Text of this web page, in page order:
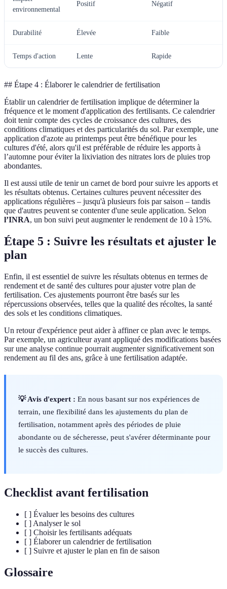
environnemental
Positif Négatif
Durabilité Élevée Faible
Temps d'action Lente Rapide
## Étape 4 : Élaborer le calendrier de fertilisation
Établir un calendrier de fertilisation implique de déterminer la
fréquence et le moment d'application des fertilisants. Ce calendrier
doit tenir compte des cycles de croissance des cultures, des
conditions climatiques et des particularités du sol. Par exemple, une
application d'azote au printemps peut être bénéfique pour les
cultures d'été, alors qu'il est préférable de réduire les apports à
l’automne pour éviter la lixiviation des nitrates lors de pluies trop
abondantes.
Il est aussi utile de tenir un carnet de bord pour suivre les apports et
les résultats obtenus. Certaines cultures peuvent nécessiter des
applications régulières – jusqu'à plusieurs fois par saison – tandis
que d'autres peuvent se contenter d'une seule application. Selon
l’INRA, un bon suivi peut augmenter le rendement de 10 à 15%.
Étape 5 : Suivre les résultats et ajuster le
plan
Enfin, il est essentiel de suivre les résultats obtenus en termes de
rendement et de santé des cultures pour ajuster votre plan de
fertilisation. Ces ajustements pourront être basés sur les
répercussions observées, telles que la qualité des récoltes, la santé
des sols et les conditions climatiques.
Un retour d'expérience peut aider à affiner ce plan avec le temps.
Par exemple, un agriculteur ayant appliqué des modifications basées
sur une analyse continue pourrait augmenter significativement son
rendement au fil des ans, grâce à une fertilisation adaptée.
💡 Avis d'expert : En nous basant sur nos expériences de
terrain, une flexibilité dans les ajustements du plan de
fertilisation, notamment après des périodes de pluie
abondante ou de sécheresse, peut s'avérer déterminante pour
le succès des cultures.
Checklist avant fertilisation
[ ] Évaluer les besoins des cultures
[ ] Analyser le sol
[ ] Choisir les fertilisants adéquats
[ ] Élaborer un calendrier de fertilisation
[ ] Suivre et ajuster le plan en fin de saison
Glossaire